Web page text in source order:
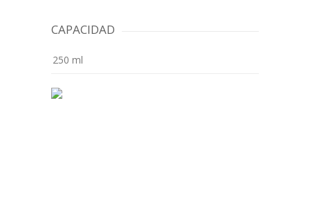
CAPACIDAD
250 ml